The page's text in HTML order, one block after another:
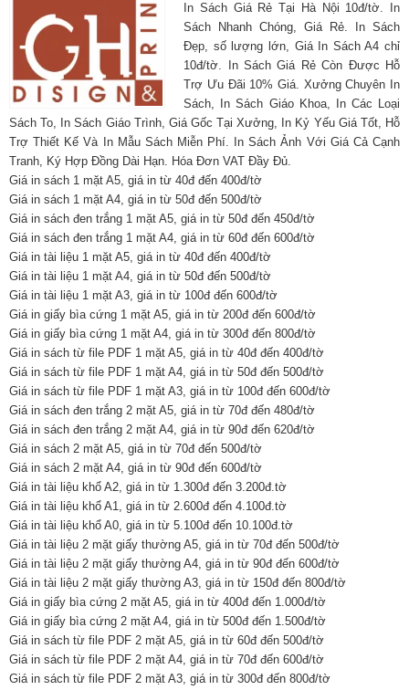
In Sách Giá Rẻ Tại Hà Nội 10đ/tờ. In
Sách Nhanh Chóng, Giá Rẻ. In Sách
Đẹp, số lượng lớn, Giá In Sách A4 chỉ
10đ/tờ. In Sách Giá Rẻ Còn Được Hỗ
Trợ Ưu Đãi 10% Giá. Xưởng Chuyên In
Sách, In Sách Giáo Khoa, In Các Loại
Sách To, In Sách Giáo Trình, Giá Gốc Tại Xưởng, In Kỷ Yếu Giá Tốt, Hỗ
Trợ Thiết Kế Và In Mẫu Sách Miễn Phí. In Sách Ảnh Với Giá Cả Cạnh
Tranh, Ký Hợp Đồng Dài Hạn. Hóa Đơn VAT Đầy Đủ.
Giá in sách 1 mặt A5, giá in từ 40đ đến 400đ/tờ
Giá in sách 1 mặt A4, giá in từ 50đ đến 500đ/tờ
Giá in sách đen trắng 1 mặt A5, giá in từ 50đ đến 450đ/tờ
Giá in sách đen trắng 1 mặt A4, giá in từ 60đ đến 600đ/tờ
Giá in tài liệu 1 mặt A5, giá in từ 40đ đến 400đ/tờ
Giá in tài liệu 1 mặt A4, giá in từ 50đ đến 500đ/tờ
Giá in tài liệu 1 mặt A3, giá in từ 100đ đến 600đ/tờ
Giá in giấy bìa cứng 1 mặt A5, giá in từ 200đ đến 600đ/tờ
Giá in giấy bìa cứng 1 mặt A4, giá in từ 300đ đến 800đ/tờ
Giá in sách từ file PDF 1 mặt A5, giá in từ 40đ đến 400đ/tờ
Giá in sách từ file PDF 1 mặt A4, giá in từ 50đ đến 500đ/tờ
Giá in sách từ file PDF 1 mặt A3, giá in từ 100đ đến 600đ/tờ
Giá in sách đen trắng 2 mặt A5, giá in từ 70đ đến 480đ/tờ
Giá in sách đen trắng 2 mặt A4, giá in từ 90đ đến 620đ/tờ
Giá in sách 2 mặt A5, giá in từ 70đ đến 500đ/tờ
Giá in sách 2 mặt A4, giá in từ 90đ đến 600đ/tờ
Giá in tài liệu khổ A2, giá in từ 1.300đ đến 3.200đ.tờ
Giá in tài liệu khổ A1, giá in từ 2.600đ đến 4.100đ.tờ
Giá in tài liệu khổ A0, giá in từ 5.100đ đến 10.100đ.tờ
Giá in tài liệu 2 mặt giấy thường A5, giá in từ 70đ đến 500đ/tờ
Giá in tài liệu 2 mặt giấy thường A4, giá in từ 90đ đến 600đ/tờ
Giá in tài liệu 2 mặt giấy thường A3, giá in từ 150đ đến 800đ/tờ
Giá in giấy bìa cứng 2 mặt A5, giá in từ 400đ đến 1.000đ/tờ
Giá in giấy bìa cứng 2 mặt A4, giá in từ 500đ đến 1.500đ/tờ
Giá in sách từ file PDF 2 mặt A5, giá in từ 60đ đến 500đ/tờ
Giá in sách từ file PDF 2 mặt A4, giá in từ 70đ đến 600đ/tờ
Giá in sách từ file PDF 2 mặt A3, giá in từ 300đ đến 800đ/tờ